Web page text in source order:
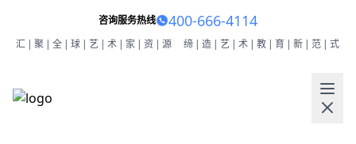
咨询服务热线 400-666-4114
汇|聚|全|球|艺|术|家|资|源 缔|造|艺|术|教|育|新|范|式